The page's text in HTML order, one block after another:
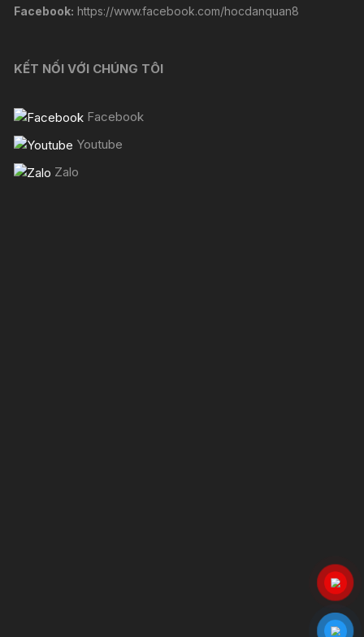
Facebook: https://www.facebook.com/hocdanquan8
KẾT NỐI VỚI CHÚNG TÔI
Facebook
Youtube
Zalo